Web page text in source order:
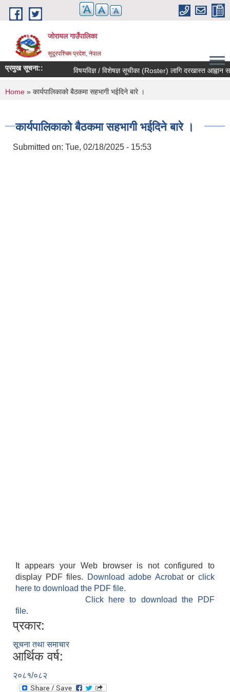
Skip to main content
जोरायल गाउँपालिका
सुदूरपश्चिम प्रदेश, नेपाल
प्रमुख सूचना:: विषयविज्ञ / विशेषज्ञ सूचीका (Roster) लागि दरखास्त आह्वान
You are here
Home » कार्यपालिकाको बैठकमा सहभागी भईदिने बारे ।
कार्यपालिकाको बैठकमा सहभागी भईदिने बारे ।
Submitted on: Tue, 02/18/2025 - 15:53
It appears your Web browser is not configured to
display PDF files.
Download adobe Acrobatorclick
here to download the PDF file.
Click here to download the PDF
file.
प्रकार:
सूचना तथा समाचार
आर्थिक वर्ष:
२०८१/०८२